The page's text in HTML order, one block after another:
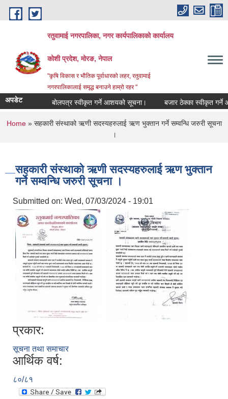
Skip to main content
रतुवामाई नगरपालिका, नगर कार्यपालिकाको कार्यालय
कोशी प्रदेश, मोरङ, नेपाल
"कृषि विकास र भौतिक पूर्वाधारको लहर, रतुवामाई
नगरपालिकालाई समृद्ध बनाउने हाम्रो रहर "
अपडेट बोलपत्र स्वीकृत गर्ने आशयको सूचना। बजार ठेक्का स्वीकृत गर्ने
You are here
Home» सहकारी संस्थाको ऋणी सदस्यहरुलाई ऋण भुक्तान गर्ने सम्वन्धि जरुरी सूचना
।
सहकारी संस्थाको ऋणी सदस्यहरुलाई ऋण भुक्तान
गर्ने सम्वन्धि जरुरी सूचना ।
Submitted on: Wed, 07/03/2024 - 19:01
प्रकार:
सूचना तथा समाचार
आर्थिक वर्ष:
८०/८१